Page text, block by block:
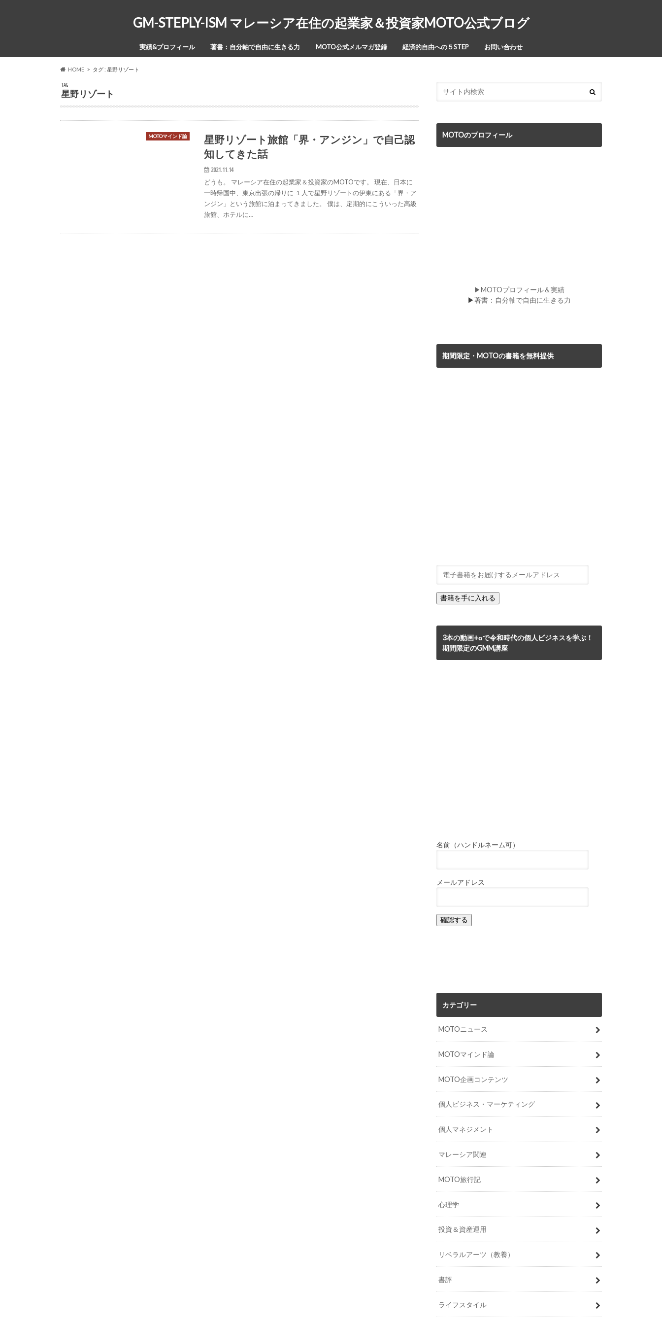
GM-STEPLY-ISM マレーシア在住の起業家＆投資家MOTO公式ブログ
実績&プロフィール 著書：自分軸で自由に生きる力 MOTO公式メルマガ登録 経済的自由への５STEP お問い合わせ
HOME タグ : 星野リゾート
TAG
星野リゾート
MOTOマインド論
星野リゾート旅館「界・アンジン」で自己認
知してきた話
2021.11.14
どうも。 マレーシア在住の起業家＆投資家のMOTOです。 現在、日本に
一時帰国中、東京出張の帰りに １人で星野リゾートの伊東にある「界・ア
ンジン」という旅館に泊まってきました。 僕は、定期的にこういった高級
旅館、ホテルに…
MOTOのプロフィール
▶MOTOプロフィール＆実績
▶著書：自分軸で自由に生きる力
期間限定・MOTOの書籍を無料提供
3本の動画+αで令和時代の個人ビジネスを学ぶ！
期間限定のGMM講座
名前（ハンドルネーム可）
メールアドレス
カテゴリー
MOTOニュース
MOTOマインド論
MOTO企画コンテンツ
個人ビジネス・マーケティング
個人マネジメント
マレーシア関連
MOTO旅行記
心理学
投資＆資産運用
リベラルアーツ（教養）
書評
ライフスタイル